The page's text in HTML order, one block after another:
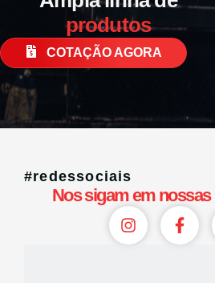
produtos
COTAÇÃO AGORA
#redessociais
Nos sigam em